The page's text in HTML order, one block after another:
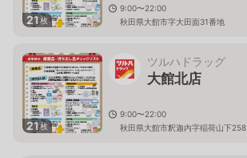
21枚
9:00〜22:00
秋田県大館市字大田面31番地
21枚
ツルハドラッグ
大館北店
9:00〜22:00
秋田県大館市釈迦内字稲荷山下258